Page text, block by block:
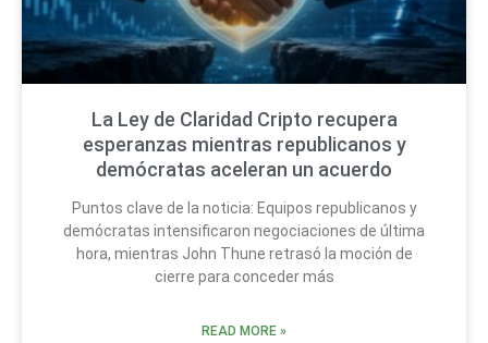
La Ley de Claridad Cripto recupera
esperanzas mientras republicanos y
demócratas aceleran un acuerdo
Puntos clave de la noticia: Equipos republicanos y
demócratas intensificaron negociaciones de última
hora, mientras John Thune retrasó la moción de
cierre para conceder más
READ MORE »